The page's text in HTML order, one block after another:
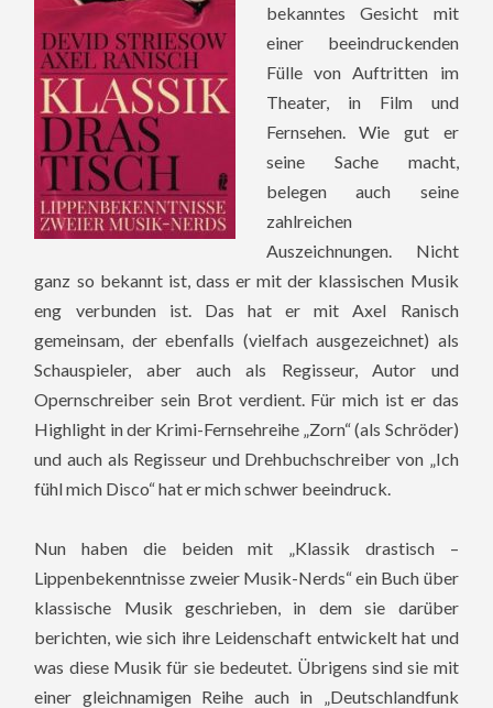
bekanntes Gesicht mit
einer beeindruckenden
Fülle von Auftritten im
Theater, in Film und
Fernsehen. Wie gut er
seine Sache macht,
belegen auch seine
zahlreichen
Auszeichnungen. Nicht
ganz so bekannt ist, dass er mit der klassischen Musik
eng verbunden ist. Das hat er mit Axel Ranisch
gemeinsam, der ebenfalls (vielfach ausgezeichnet) als
Schauspieler, aber auch als Regisseur, Autor und
Opernschreiber sein Brot verdient. Für mich ist er das
Highlight in der Krimi-Fernsehreihe „Zorn“ (als Schröder)
und auch als Regisseur und Drehbuchschreiber von „Ich
fühl mich Disco“ hat er mich schwer beeindruck.
Nun haben die beiden mit „Klassik drastisch –
Lippenbekenntnisse zweier Musik-Nerds“ ein Buch über
klassische Musik geschrieben, in dem sie darüber
berichten, wie sich ihre Leidenschaft entwickelt hat und
was diese Musik für sie bedeutet. Übrigens sind sie mit
einer gleichnamigen Reihe auch in „Deutschlandfunk